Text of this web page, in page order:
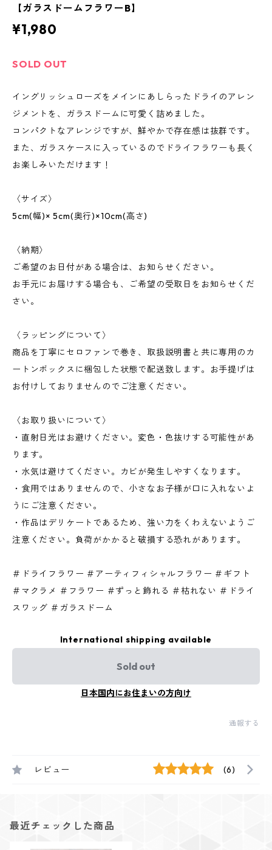
【ガラスドームフラワーB】
¥1,980
SOLD OUT
イングリッシュローズをメインにあしらったドライのアレン
ジメントを、ガラスドームに可愛く詰めました。
コンパクトなアレンジですが、鮮やかで存在感は抜群です。
また、ガラスケースに入っているのでドライフラワーも長く
お楽しみいただけます！
〈サイズ〉
5cm(幅)× 5cm(奥行)×10cm(高さ)
〈納期〉
ご希望のお日付がある場合は、お知らせください。
お手元にお届けする場合も、ご希望の受取日をお知らせくだ
さい。
〈ラッピングについて〉
商品を丁寧にセロファンで巻き、取扱説明書と共に専用のカ
ートンボックスに梱包した状態で配送致します。お手提げは
お付けしておりませんのでご注意ください。
〈お取り扱いについて〉
・直射日光はお避けください。変色・色抜けする可能性があ
ります。
・水気は避けてください。カビが発生しやすくなります。
・食用ではありませんので、小さなお子様が口に入れないよ
うにご注意ください。
・作品はデリケートであるため、強い力をくわえないようご
注意ください。負荷がかかると破損する恐れがあります。
＃ドライフラワー ＃アーティフィシャルフラワー ＃ギフト
＃マクラメ ＃フラワー ＃ずっと飾れる ＃枯れない ＃ドライ
スワッグ ＃ガラスドーム
International shipping available
Sold out
日本国内にお住まいの方向け
通報する
レビュー (6)
最近チェックした商品